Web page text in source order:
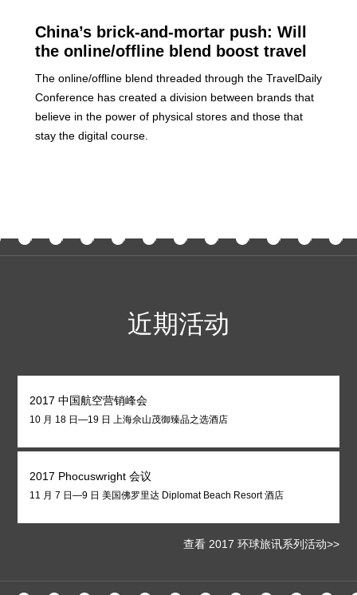
China’s brick-and-mortar push: Will
the online/offline blend boost travel
spend?
The online/offline blend threaded through the TravelDaily
Conference has created a division between brands that
believe in the power of physical stores and those that
stay the digital course.
近期活动
2017 中国航空营销峰会
10 月 18 日—19 日 上海佘山茂御臻品之选酒店
2017 Phocuswright 会议
11 月 7 日—9 日 美国佛罗里达 Diplomat Beach Resort 酒店
查看 2017 环球旅讯系列活动>>